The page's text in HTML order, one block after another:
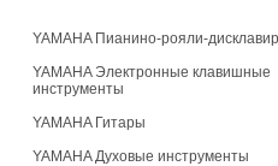
YAMAHA Пианино-рояли-
YAMAHA Электронные клавишные
инструменты
YAMAHA Гитары
YAMAHA Духовые инструменты